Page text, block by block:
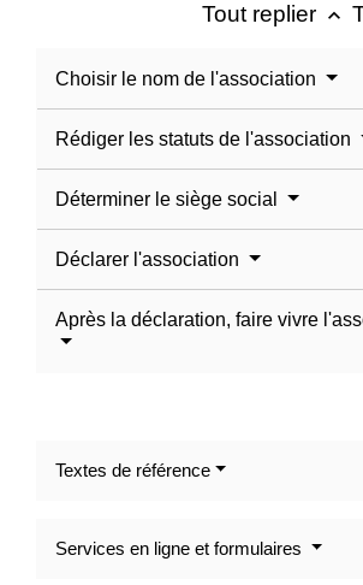
Tout replier keyboard_arrow_up
Choisir le nom de l'association
Rédiger les statuts de l'association
Déterminer le siège social
Déclarer l'association
Après la déclaration, faire vivre
Textes de référence
Services en ligne et formulaires